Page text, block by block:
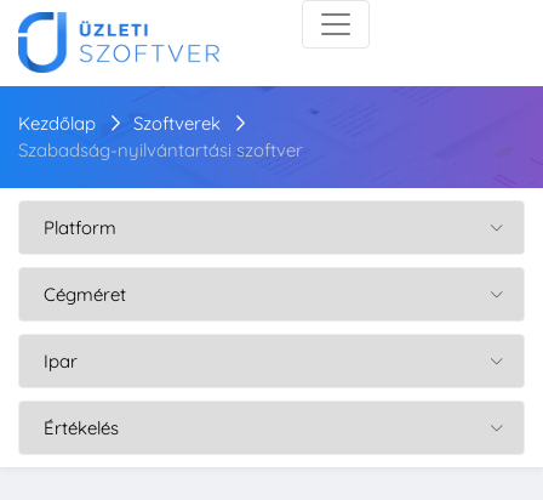
Kezdőlap
Szoftverek
Szabadság-nyilvántartási szoftver